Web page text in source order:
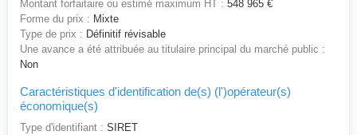
Montant forfaitaire ou estimé maximum HT : 548 965 €
Forme du prix : Mixte
Type de prix : Définitif révisable
Une avance a été attribuée au titulaire principal du marché public :
Non
Caractéristiques d'identification de(s) (l')opérateur(s)
économique(s)
Type d'identifiant : SIRET